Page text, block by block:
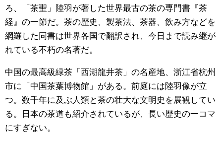
ろ、「茶聖」陸羽が著した世界最古の茶の専門書『茶
経』の一節だ。茶の歴史、製茶法、茶器、飲み方などを
網羅した同書は世界各国で翻訳され、今日まで読み継が
れている不朽の名著だ。
中国の最高級緑茶「西湖龍井茶」の名産地、浙江省杭州
市に「中国茶葉博物館」がある。前庭には陸羽像が立
つ。数千年に及ぶ人類と茶の壮大な文明史を展観してい
る。日本の茶道も紹介されているが、長い歴史の一コマ
にすぎない。